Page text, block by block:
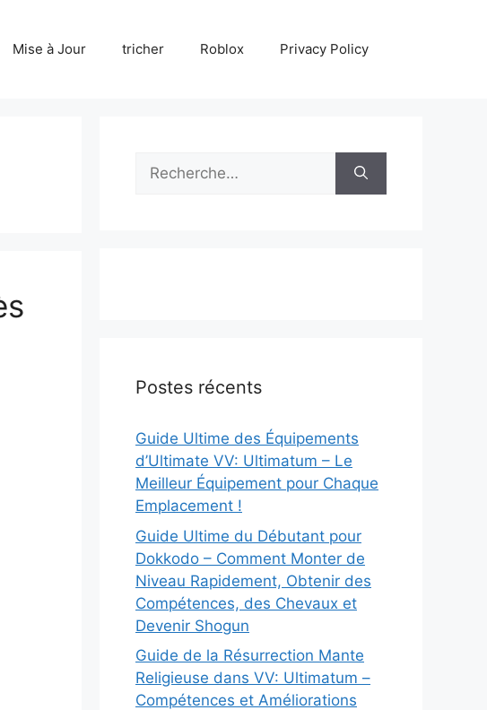
Mise à Jour tricher Roblox Privacy Policy
Rechercher :
Postes récents
Guide Ultime des Équipements
d’Ultimate VV: Ultimatum – Le
Meilleur Équipement pour Chaque
Emplacement !
Guide Ultime du Débutant pour
Dokkodo – Comment Monter de
Niveau Rapidement, Obtenir des
Compétences, des Chevaux et
Devenir Shogun
Guide de la Résurrection Mante
Religieuse dans VV: Ultimatum –
Compétences et Améliorations